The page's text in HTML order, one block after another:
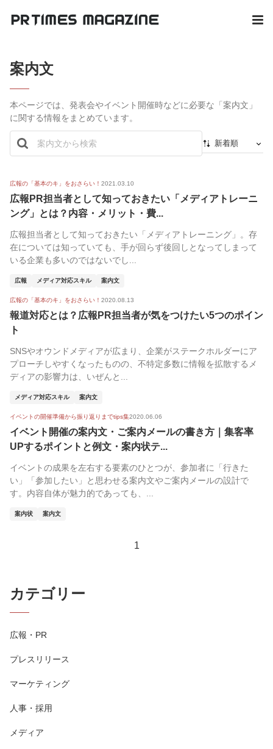
案内文
本ページでは、発表会やイベント開催時などに必要な「案内文」
に関する情報をまとめています。
新着順
人気順
広報の「基本のキ」をおさらい！ 2021.03.10
広報PR担当者として知っておきたい「メディアトレーニ
ング」とは？内容・メリット・費...
広報担当者として知っておきたい「メディアトレーニング」。存
在については知っていても、手が回らず後回しとなってしまって
いる企業も多いのではないでし...
広報 メディア対応スキル 案内文
広報の「基本のキ」をおさらい！ 2020.08.13
報道対応とは？広報PR担当者が気をつけたい5つのポイン
ト
SNSやオウンドメディアが広まり、企業がステークホルダーにア
プローチしやすくなったものの、不特定多数に情報を拡散するメ
ディアの影響力は、いぜんと...
メディア対応スキル 案内文
イベントの開催準備から振り返りまでtips集2020.06.06
イベント開催の案内文・ご案内メールの書き方｜集客率
UPするポイントと例文・案内状テ...
イベントの成果を左右する要素のひとつが、参加者に「行きた
い」「参加したい」と思わせる案内文やご案内メールの設計で
す。内容自体が魅力的であっても、...
案内状 案内文
1
カテゴリー
広報・PR
プレスリリース
マーケティング
人事・採用
メディア